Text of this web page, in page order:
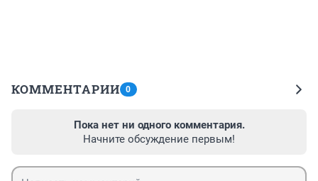
КОММЕНТАРИИ 0
Пока нет ни одного комментария.
Начните обсуждение первым!